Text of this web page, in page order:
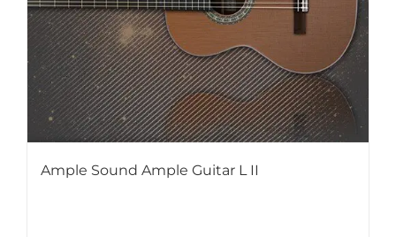
Ample Sound Ample Guitar L II